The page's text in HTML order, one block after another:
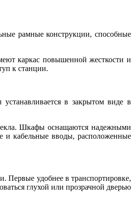
рамные конструкции, способные
каркас повышенной жесткости и
к станции.
в закрытом виде в
Шкафы оснащаются надежными
и кабельные вводы, расположенные
Первые удобнее в транспортировке,
глухой или прозрачной дверью